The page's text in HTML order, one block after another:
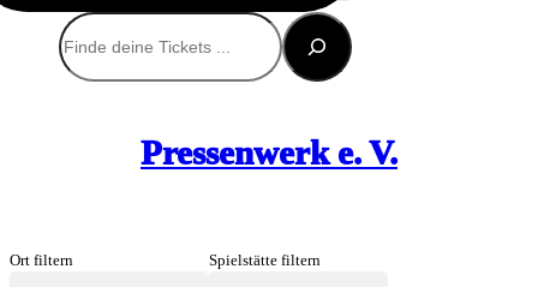
Suchen
Pressenwerk e. V.
Ort filtern Spielstätte filtern